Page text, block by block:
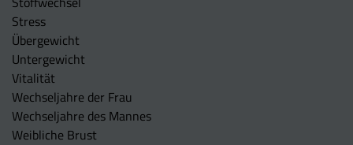
Stress
Übergewicht
Untergewicht
Vitalität
Wechseljahre der Frau
Wechseljahre des Mannes
Weibliche Brust